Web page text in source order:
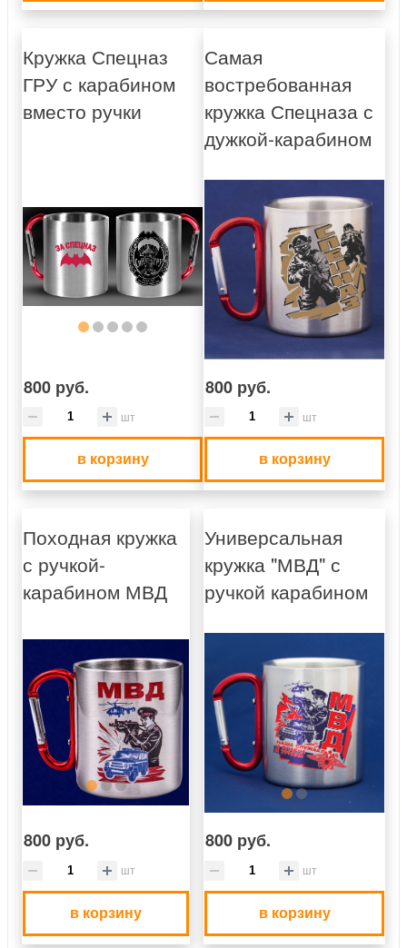
Кружка Спецназ
ГРУ с карабином
вместо ручки
800 руб.
шт
в корзину
Самая
востребованная
кружка Спецназа с
дужкой-карабином
800 руб.
шт
в корзину
Походная кружка
с ручкой-
карабином МВД
800 руб.
шт
в корзину
Универсальная
кружка "МВД" с
ручкой карабином
800 руб.
шт
в корзину